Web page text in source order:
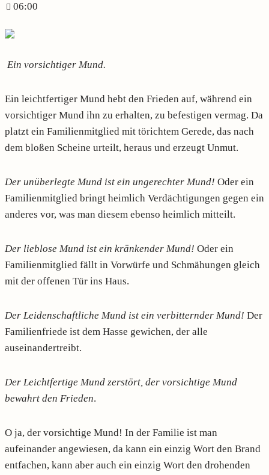
06:00
Ein vorsichtiger Mund.
Ein leichtfertiger Mund hebt den Frieden auf, während ein
vorsichtiger Mund ihn zu erhalten, zu befestigen vermag. Da
platzt ein Familienmitglied mit törichtem Gerede, das nach
dem bloßen Scheine urteilt, heraus und erzeugt Unmut.
Der unüberlegte Mund ist ein ungerechter Mund! Oder ein
Familienmitglied bringt heimlich Verdächtigungen gegen ein
anderes vor, was man diesem ebenso heimlich mitteilt.
Der lieblose Mund ist ein kränkender Mund! Oder ein
Familienmitglied fällt in Vorwürfe und Schmähungen gleich
mit der offenen Tür ins Haus.
Der Leidenschaftliche Mund ist ein verbitternder Mund! Der
Familienfriede ist dem Hasse gewichen, der alle
auseinandertreibt.
Der Leichtfertige Mund zerstört, der vorsichtige Mund
bewahrt den Frieden.
O ja, der vorsichtige Mund! In der Familie ist man
aufeinander angewiesen, da kann ein einzig Wort den Brand
entfachen, kann aber auch ein einzig Wort den drohenden